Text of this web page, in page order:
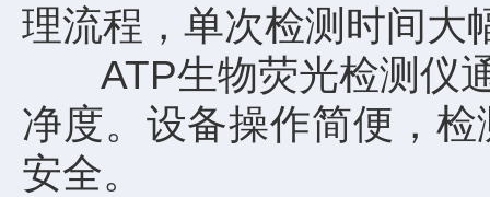
理流程，单次检测时间大
ATP生物荧光检测仪通
净度。设备操作简便，
安全。